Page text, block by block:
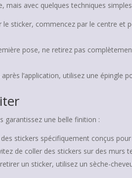
mais avec quelques techniques
le sticker, commencez par le centre et
pose, ne retirez pas
l’application, utilisez une
garantissez une belle finition :
stickers spécifiquement conçus
de coller des stickers sur des murs
un sticker, utilisez un sèche-